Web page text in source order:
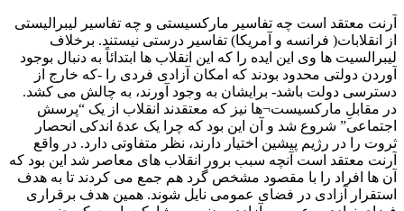
آرنت معتقد است چه تفاسیر مارکسیستی و چه تفاسیر لیبرالیستی
از انقلابات( فرانسه و آمریکا) تفاسیر درستی نیستند. برخلاف
لیبرالسیت ها وی این ایده را که این انقلاب ها ابتدائاً به دنبال بوجود
آوردن دولتی محدود بودند که امکان آزادی فردی را -که خارج از
دسترسی دولت باشد- برایشان به وجود آورند، به چالش می کشد.
در مقابلِ مارکسیست¬ها نیز که معتقدند انقلاب از یک “پرسش
اجتماعی” شروع شد و آن این بود که چرا یک عدۀ اندکی انحصار
ثروت را در رژیم پیشین اختیار دارند، نظر متفاوتی دارد. در واقع
آرنت معتقد است آنچه سبب برور انقلاب های معاصر شد این بود که
آن ها افراد را با مقصود مشخص گرد هم جمع می کردند تا به هدف
استقرار آزادی در فضای عمومی نایل شوند. همین هدف برقراری